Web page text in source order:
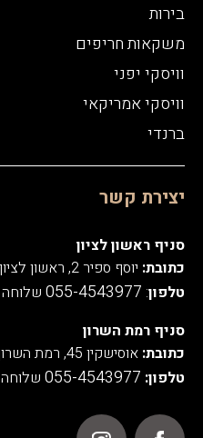
בירות
משקאות חריפים
וויסקי יפני
וויסקי אמריקאי
ברנדי
יצירת קשר
סניף ראשון לציון
כתובת: יוסף ספיר 2, ראשון לציון
טלפון:
055-4543977 שלוחה 1
סניף רמת השרון
כתובת: אוסישקין 45, רמת השרון
טלפון: 055-4543977 שלוחה 2